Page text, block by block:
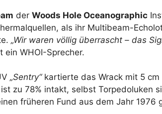
der Woods Hole Oceanographic
als ihr Multibeam-
„Wir waren völlig überrascht – das
ein WHOI-Sprecher.
„Sentry“kartierte das Wrack mit 5 cm
zu 78% intakt, selbst Torpedoluken
früheren Fund aus dem Jahr 1976